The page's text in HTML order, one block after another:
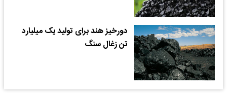
دورخیز هند برای تولید یک میلیارد
تن زغال سنگ